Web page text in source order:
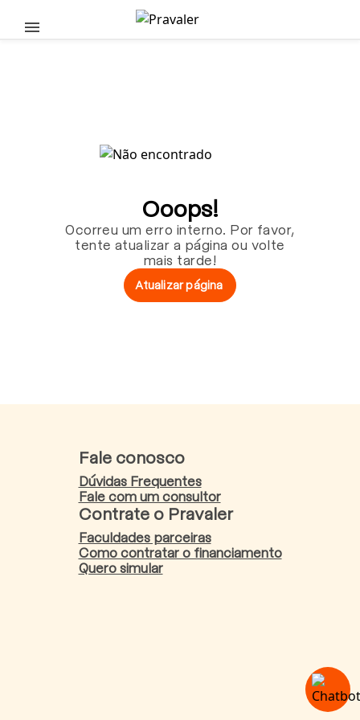
Pular para o conteúdo principal
Ooops!
Ocorreu um erro interno. Por favor,
tente atualizar a página ou volte
mais tarde!
Atualizar página
Fale conosco
Dúvidas Frequentes
Fale com um consultor
Contrate o Pravaler
Faculdades parceiras
Como contratar o financiamento
Quero simular